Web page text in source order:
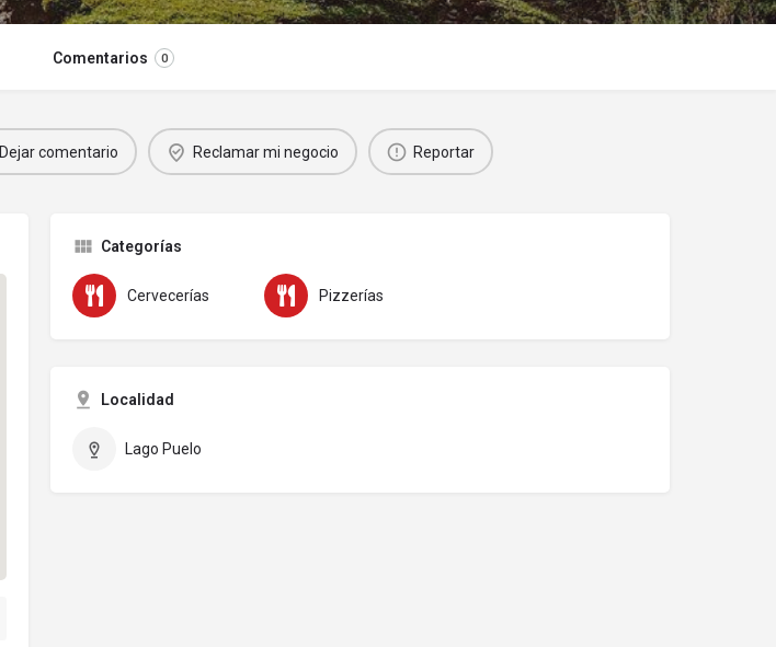
Comentarios 0
Dejar comentario Reclamar mi negocio Reportar
Categorías
Cervecerías Pizzerías
Localidad
Lago Puelo